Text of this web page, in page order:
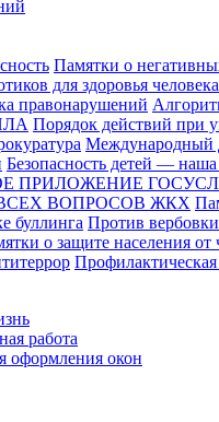
Памятки о
для здоровья человека
правонарушений
Порядок действий при
Международный
Безопасность детей — наша
ПРИЛОЖЕНИЕ
ВОПРОСОВ ЖКХ
буллинга Против
о защите населения
Профилактическая
работа
оформления окон